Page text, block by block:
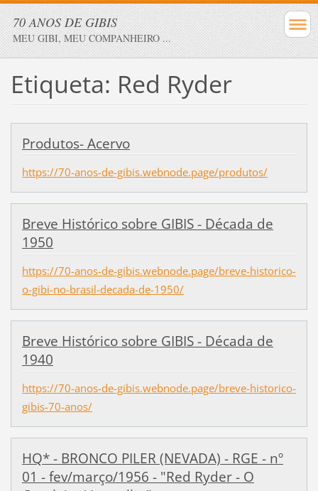
70 ANOS DE GIBIS
MEU GIBI, MEU COMPANHEIRO ...
Etiqueta: Red Ryder
Produtos- Acervo
https://70-anos-de-gibis.webnode.page/produtos/
Breve Histórico sobre GIBIS - Década de
1950
https://70-anos-de-gibis.webnode.page/breve-historico-
o-gibi-no-brasil-decada-de-1950/
Breve Histórico sobre GIBIS - Década de
1940
https://70-anos-de-gibis.webnode.page/breve-historico-
gibis-70-anos/
HQ* - BRONCO PILER (NEVADA) - RGE - nº
01 - fev/março/1956 - "Red Ryder - O